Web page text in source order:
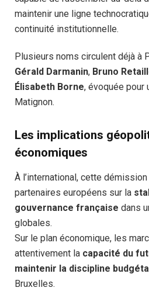
maintenir une ligne
continuité institutionnelle.
Plusieurs noms circulent déjà à
Gérald Darmanin, Bruno
Élisabeth Borne, évoquée pour
Matignon.
Les implications
économiques
À l’international, cette
partenaires européens sur la
gouvernance française dans
globales.
Sur le plan économique, les
attentivement la capacité du
maintenir la discipline
Bruxelles.